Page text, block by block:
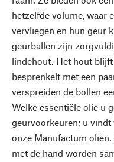
hetzelfde volume, waar
vervliegen en hun geur
geurballen zijn
lindehout. Het hout
besprenkelt met een
verspreiden de bollen
Welke essentiële olie u
geurvoorkeuren; u
onze Manufactum
met de hand worden